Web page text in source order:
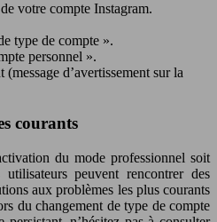
votre compte Instagram.
type de compte ».
personnel ».
d’avertissement sur la
courants
du mode professionnel soit
utilisateurs peuvent rencontrer des
aux problèmes les plus courants
du changement de type de compte